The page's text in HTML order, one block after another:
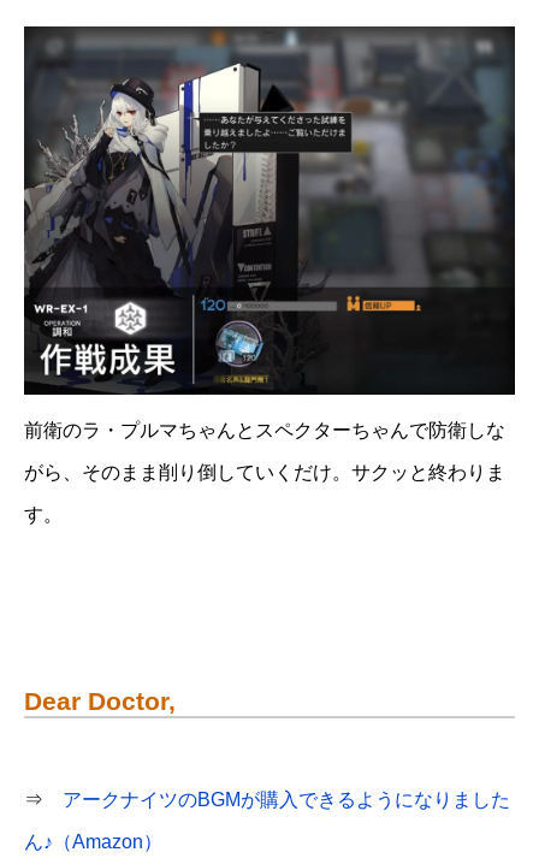
前衛のラ・プルマちゃんとスペクターちゃんで防衛しな
がら、そのまま削り倒していくだけ。サクッと終わりま
す。
Dear Doctor,
⇒ アークナイツのBGMが購入できるようになりました
ん♪（Amazon）